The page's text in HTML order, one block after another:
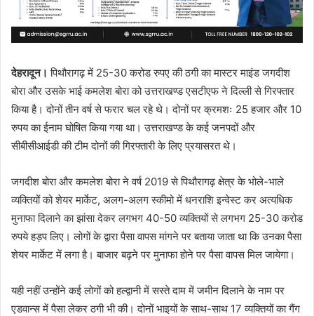
देहरादून। पिथौरागढ़ में 25-30 करोड रुपए की ठगी का मास्टर माइंड जगदीश
बोरा और उसके भाई कमलेश बोरा को उत्तराखण्ड एसटीएफ ने दिल्ली से गिरफ्तार
किया है। दोनों तीन वर्ष से फरार चल रहे थे। दोनों पर क्रमशः 25 हजार और 10
रुपय का ईनाम घोषित किया गया था। उत्तराखण्ड के कई जनपदों और
सीबीसीआईडी की टीम दोनों की गिरफ्तारी के लिए प्रयासरत थे।
जगदीश बोरा और कमलेश बोरा ने वर्ष 2019 से पिथौरागढ़ क्षेत्र के भोले-भाले
व्यक्तियों को शेयर मार्केट, अलग-अलग स्कीमो में धनराशि इन्वेस्ट कर अत्यधिक
मुनाफा दिलाने का झांसा देकर लगभग 40-50 व्यक्तियों से लगभग 25-30 करोड
रुपये हड़प लिए। लोगों के द्वारा पैसा वापस मांगने पर बताया जाता था कि उनका पैसा
शेयर मार्केट में लगा है। बाजार बढ़ने पर मुनाफा होने पर पैसा वापस मिल जायेगा।
यही नहीं उन्होंने कई लोगों को हल्द्वानी में सस्ते दाम में जमीन दिलाने के नाम पर
एडवान्स में पैसा लेकर ठगी भी की। दोनों भाइयों के साथ-साथ 17 व्यक्तियों का गैंग